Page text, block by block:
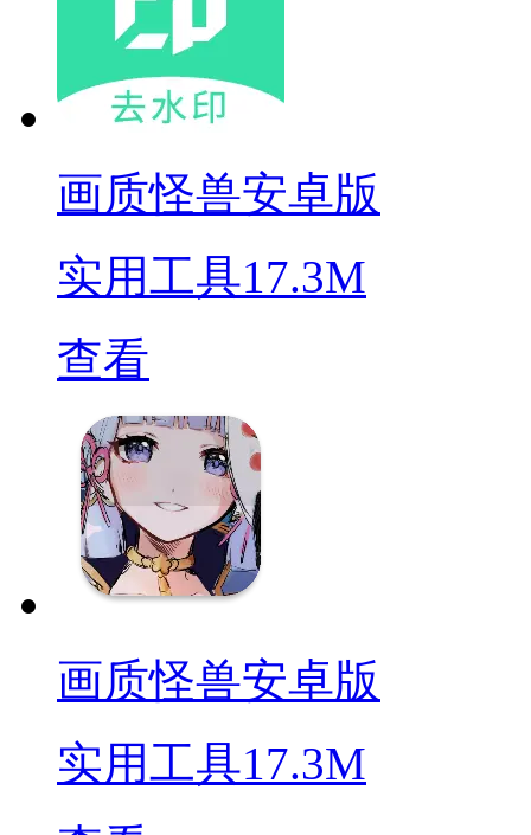
画质怪兽安卓版
实用工具17.3M
查看
画质怪兽安卓版
实用工具17.3M